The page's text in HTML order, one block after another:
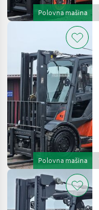
Polovna mašina
Polovna mašina